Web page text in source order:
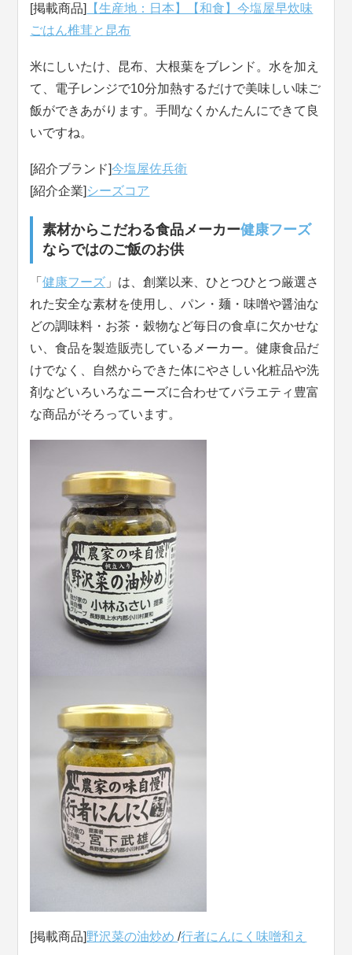
[掲載商品]
【生産地：日本】【和食】今塩屋早炊味
ごはん椎茸と昆布
米にしいたけ、昆布、大根葉をブレンド。水を加え
て、電子レンジで10分加熱するだけで美味しい味ご
飯ができあがります。手間なくかんたんにできて良
いですね。
[紹介ブランド]今塩屋佐兵衛
[紹介企業] シーズコア
素材からこだわる食品メーカー健康フーズ
ならではのご飯のお供
「健康フーズ 」は、創業以来、ひとつひとつ厳選さ
れた安全な素材を使用し、パン・麺・味噌や醤油な
どの調味料・お茶・穀物など毎日の食卓に欠かせな
い、食品を製造販売しているメーカー。健康食品だ
けでなく、自然からできた体にやさしい化粧品や洗
剤などいろいろなニーズに合わせてバラエティ豊富
な商品がそろっています。
[掲載商品]野沢菜の油炒め/行者にんにく味噌和え